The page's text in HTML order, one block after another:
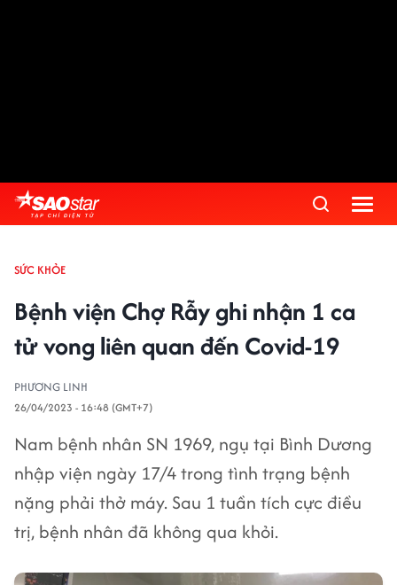
SỨC KHỎE
Bệnh viện Chợ Rẫy ghi nhận 1 ca
tử vong liên quan đến Covid-19
PHƯƠNG LINH
26/04/2023 - 16:48 (GMT+7)
Nam bệnh nhân SN 1969, ngụ tại Bình Dương
nhập viện ngày 17/4 trong tình trạng bệnh
nặng phải thở máy. Sau 1 tuần tích cực điều
trị, bệnh nhân đã không qua khỏi.